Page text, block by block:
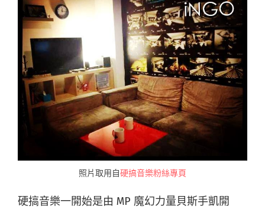
照片取用自硬搞音樂粉絲專頁
硬搞音樂一開始是由 MP 魔幻力量貝斯手凱開